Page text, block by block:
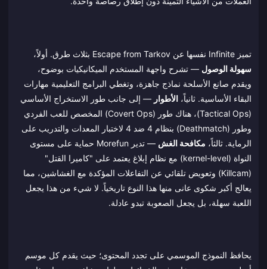
تميز Infinite نفسها عن Escape from Tarkov بثلاث طرق. أولاً،
سهولة الوصول — تشرح واجهة المستخدم الميكانيكيات بوضوح،
ويقدم صانع الأسلحة نماذج جاهزة، وتغطي البرامج التعليمية مهارات
البقاء الأساسية. ثانياً، الأطوار — إلى جانب طور الاستخراج الأساسي
(Tactical Ops)، هناك طور (Covert Ops) المخصص للعب الفردي
وطور (Deathmatch) بنظام 4 ضد 4 لاختبار المعدات والتدريب على
الرماية. ثالثاً، مكافحة الغش
— تدير Morefun حماية على مستوى
النواة (kernel-level) مع نظام إبلاغ يعتمد على "كاميرا القتل"
(Killcam) وتعويض تلقائي عن التفاعلات المؤكدة مع الغشاشين، مما
يعالج أكبر شكوى عانى منها هذا النوع تاريخياً. لا شيء من هذا يجعل
اللعبة سهلة، بل يجعل الصعوبة تبدو عادلة.
يحافظ النموذج الموسمي على تجدد المحتوى؛ حيث يقدم كل موسم